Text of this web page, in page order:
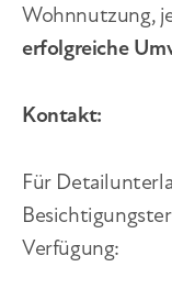
Wohnnutzung,
erfolgreiche
Kontakt:
Für
Verfügung: